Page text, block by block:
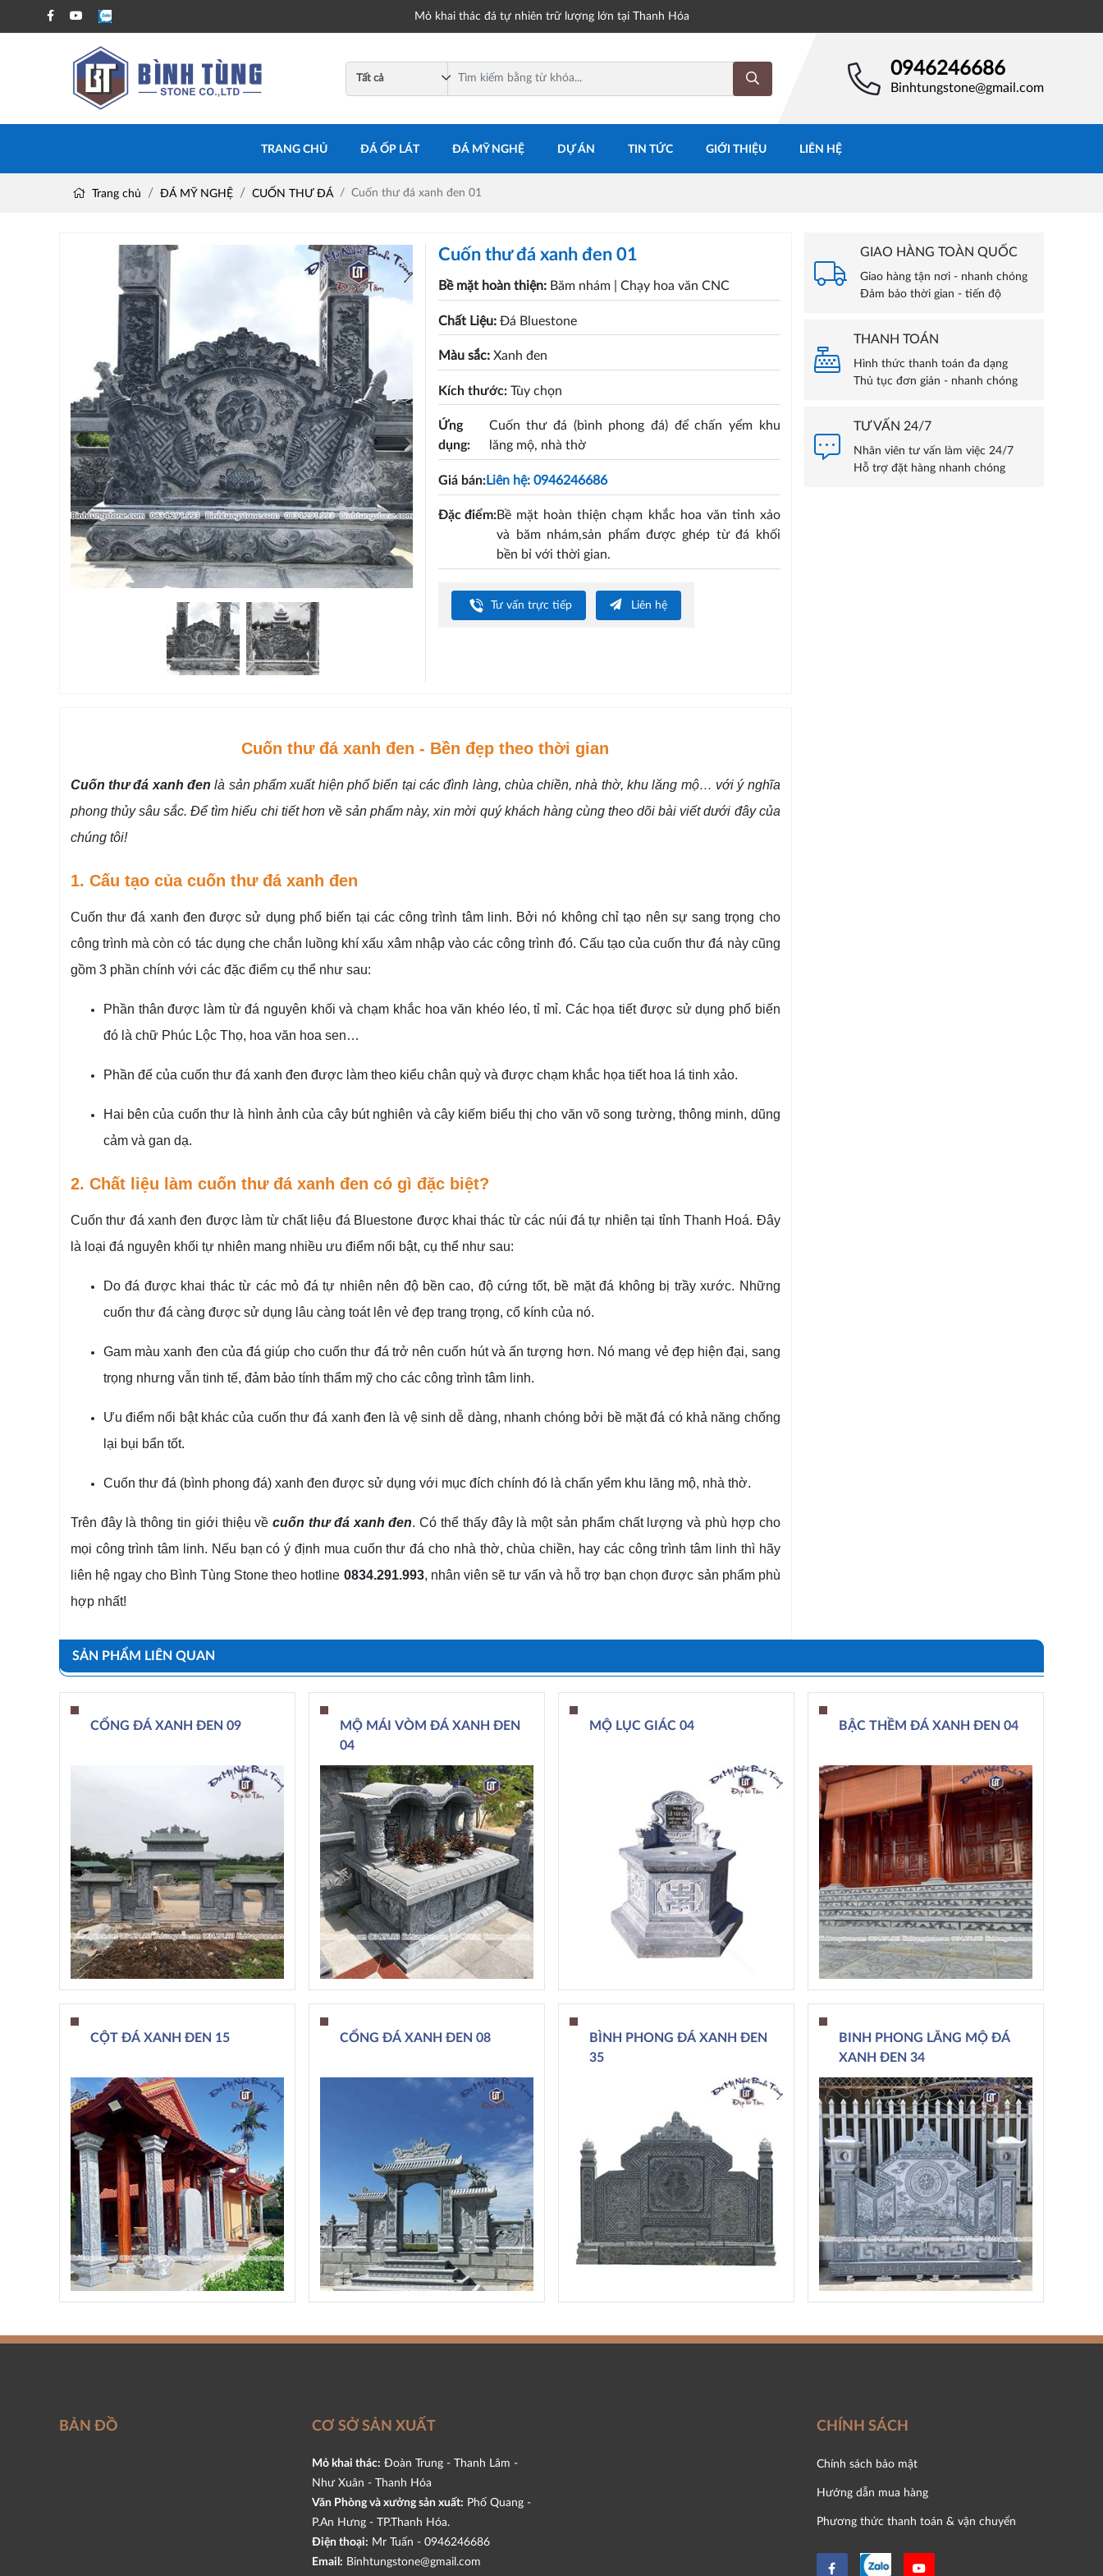
Mỏ khai thác đá tự nhiên trữ lượng lớn tại Thanh Hóa
0946246686
Binhtungstone@gmail.com
TRANG CHỦ ĐÁ ỐP LÁT ĐÁ MỸ NGHỆ DỰ ÁN TIN TỨC GIỚI THIỆU LIÊN HỆ
Trang chủ ĐÁ MỸ NGHỆ CUỐN THƯ ĐÁ Cuốn thư đá xanh đen 01
Cuốn thư đá xanh đen 01
Bề mặt hoàn thiện: Băm nhám | Chạy hoa văn CNC
Chất Liệu:Đá Bluestone
Màu sắc: Xanh đen
Kích thước:Tùy chọn
Ứng
dụng:
Cuốn thư đá (bình phong đá) để chấn yểm khu
lăng mộ, nhà thờ
Giá bán:Liên hệ: 0946246686
Đặc điểm:Bề mặt hoàn thiện chạm khắc hoa văn tinh xảo
và băm nhám,sản phẩm được ghép từ đá khối
bền bỉ với thời gian.
Tư vấn trực tiếp Liên hệ
Cuốn thư đá xanh đen - Bền đẹp theo thời gian
Cuốn thư đá xanh đen là sản phẩm xuất hiện phổ biến tại các đình làng, chùa chiền, nhà thờ, khu lăng mộ… với ý nghĩa
phong thủy sâu sắc. Để tìm hiểu chi tiết hơn về sản phẩm này, xin mời quý khách hàng cùng theo dõi bài viết dưới đây của
chúng tôi!
1. Cấu tạo của cuốn thư đá xanh đen
Cuốn thư đá xanh đen được sử dụng phổ biến tại các công trình tâm linh. Bởi nó không chỉ tạo nên sự sang trọng cho
công trình mà còn có tác dụng che chắn luồng khí xấu xâm nhập vào các công trình đó. Cấu tạo của cuốn thư đá này cũng
gồm 3 phần chính với các đặc điểm cụ thể như sau:
Phần thân được làm từ đá nguyên khối và chạm khắc hoa văn khéo léo, tỉ mỉ. Các họa tiết được sử dụng phổ biến
đó là chữ Phúc Lộc Thọ, hoa văn hoa sen…
Phần đế của cuốn thư đá xanh đen được làm theo kiểu chân quỳ và được chạm khắc họa tiết hoa lá tinh xảo.
Hai bên của cuốn thư là hình ảnh của cây bút nghiên và cây kiếm biểu thị cho văn võ song tường, thông minh, dũng
cảm và gan dạ.
2. Chất liệu làm cuốn thư đá xanh đen có gì đặc biệt?
Cuốn thư đá xanh đen được làm từ chất liệu đá Bluestone được khai thác từ các núi đá tự nhiên tại tỉnh Thanh Hoá. Đây
là loại đá nguyên khối tự nhiên mang nhiều ưu điểm nổi bật, cụ thể như sau:
Do đá được khai thác từ các mỏ đá tự nhiên nên độ bền cao, độ cứng tốt, bề mặt đá không bị trầy xước. Những
cuốn thư đá càng được sử dụng lâu càng toát lên vẻ đẹp trang trọng, cổ kính của nó.
Gam màu xanh đen của đá giúp cho cuốn thư đá trở nên cuốn hút và ấn tượng hơn. Nó mang vẻ đẹp hiện đại, sang
trọng nhưng vẫn tinh tế, đảm bảo tính thẩm mỹ cho các công trình tâm linh.
Ưu điểm nổi bật khác của cuốn thư đá xanh đen là vệ sinh dễ dàng, nhanh chóng bởi bề mặt đá có khả năng chống
lại bụi bẩn tốt.
Cuốn thư đá (bình phong đá) xanh đen được sử dụng với mục đích chính đó là chấn yểm khu lăng mộ, nhà thờ.
Trên đây là thông tin giới thiệu vềcuốn thư đá xanh đen. Có thể thấy đây là một sản phẩm chất lượng và phù hợp cho
mọi công trình tâm linh. Nếu bạn có ý định mua cuốn thư đá cho nhà thờ, chùa chiền, hay các công trình tâm linh thì hãy
liên hệ ngay cho Bình Tùng Stone theo hotline 0834.291.993, nhân viên sẽ tư vấn và hỗ trợ bạn chọn được sản phẩm phù
hợp nhất!
GIAO HÀNG TOÀN QUỐC
Giao hàng tận nơi - nhanh chóng
Đảm bảo thời gian - tiến độ
THANH TOÁN
Hình thức thanh toán đa dạng
Thủ tục đơn giản - nhanh chóng
TƯ VẤN 24/7
Nhân viên tư vấn làm việc 24/7
Hỗ trợ đặt hàng nhanh chóng
SẢN PHẨM LIÊN QUAN
CỔNG ĐÁ XANH ĐEN 09
MỘ MÁI VÒM ĐÁ XANH ĐEN
04
MỘ LỤC GIÁC 04 BẬC THỀM ĐÁ XANH ĐEN 04
CỘT ĐÁ XANH ĐEN 15 CỔNG ĐÁ XANH ĐEN 08
BÌNH PHONG ĐÁ XANH ĐEN
35
BINH PHONG LĂNG MỘ ĐÁ
XANH ĐEN 34
BẢN ĐỒ CƠ SỞ SẢN XUẤT
Mỏ khai thác: Đoàn Trung - Thanh Lâm -
Như Xuân - Thanh Hóa
Văn Phòng và xưởng sản xuất: Phố Quang -
P.An Hưng - TP.Thanh Hóa.
Điện thoại: Mr Tuấn - 0946246686
Email: Binhtungstone@gmail.com
CHÍNH SÁCH
Chính sách bảo mật
Hướng dẫn mua hàng
Phương thức thanh toán & vận chuyển